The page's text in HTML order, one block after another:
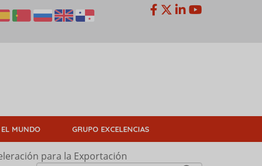
MUNDO GRUPO EXCELENCIAS
para la Exportación